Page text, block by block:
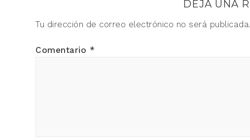
DEJA UNA
Tu dirección de correo electrónico no será publicada.
Comentario *